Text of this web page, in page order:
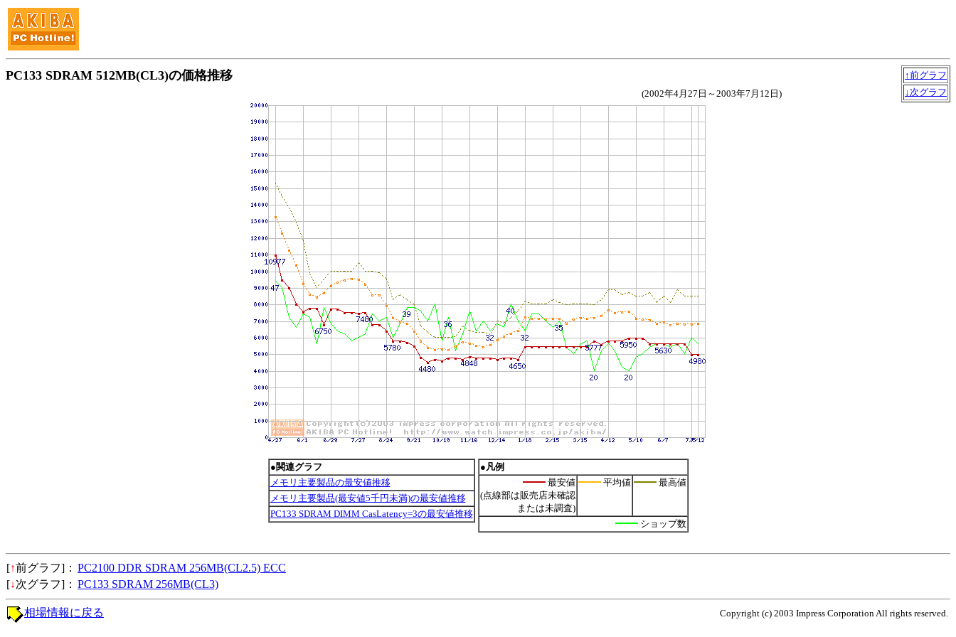
PC133 SDRAM 512MB(CL3)の価格推移
↑前グラフ
↓次グラフ
(2002年4月27日～2003年7月12日)
●関連グラフ
メモリ主要製品の最安値推移
メモリ主要製品(最安値5千円未満)の最安値推移
PC133 SDRAM DIMM CasLatency=3の最安値推移
●凡例
最安値
(点線部は販売店未確認
または未調査)
平均値 最高値
ショップ数
[↑前グラフ]： PC2100 DDR SDRAM 256MB(CL2.5) ECC
[↓次グラフ]： PC133 SDRAM 256MB(CL3)
Copyright (c) 2003 Impress Corporation All rights reserved.
相場情報に戻る